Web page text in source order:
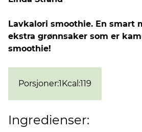
Lavkalori smoothie. En smart
ekstra grønnsaker som er
smoothie!
Porsjoner:1Kcal :119
Ingredienser: